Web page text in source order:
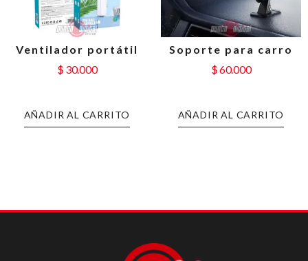
Ventilador portátil
$30.000
AÑADIR AL CARRITO
Soporte para carro
$60.000
AÑADIR AL CARRITO